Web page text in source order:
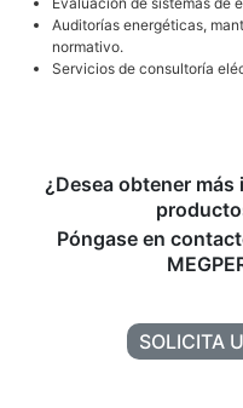
Auditorías energéticas,
normativo.
Servicios de consultoría
¿Desea obtener
Póngase en
SOLICITA